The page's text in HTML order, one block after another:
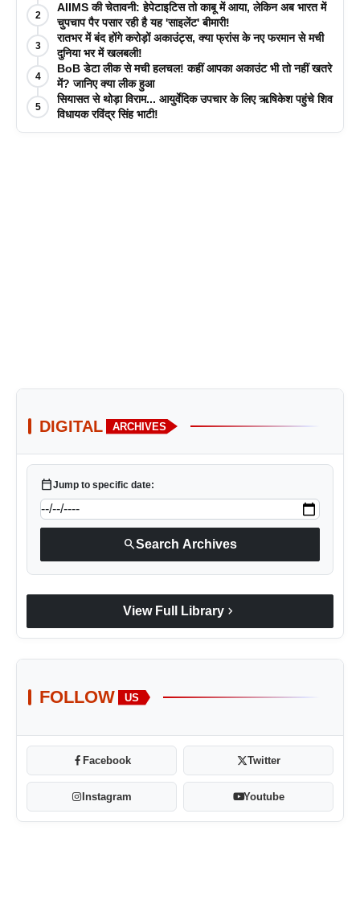
2
AIIMS की चेतावनी: हेपेटाइटिस तो काबू में आया, लेकिन अब भारत में
चुपचाप पैर पसार रही है यह 'साइलेंट' बीमारी!
3
रातभर में बंद होंगे करोड़ों अकाउंट्स, क्या फ्रांस के नए फरमान से मची
दुनिया भर में खलबली!
4
BoB डेटा लीक से मची हलचल! कहीं आपका अकाउंट भी तो नहीं खतरे
में? जानिए क्या लीक हुआ
5
सियासत से थोड़ा विराम... आयुर्वेदिक उपचार के लिए ऋषिकेश पहुंचे शिव
विधायक रविंद्र सिंह भाटी!
DIGITAL ARCHIVES
calendar_todayJump to specific date:
searchSearch Archives
View Full Library chevron_right
FOLLOW US
Facebook Twitter
Instagram Youtube